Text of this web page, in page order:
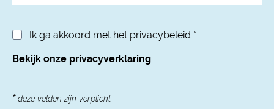
Ik ga akkoord met het privacybeleid *
Bekijk onze privacyverklaring
*deze velden zijn verplicht